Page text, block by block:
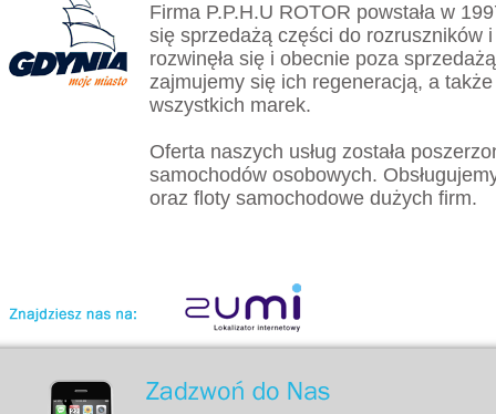
Firma P.P.H.U ROTOR powstała w
się sprzedażą części do rozruszników
rozwinęła się i obecnie poza
zajmujemy się ich regeneracją, a
wszystkich marek.
Oferta naszych usług została
samochodów osobowych.
oraz floty samochodowe dużych firm.